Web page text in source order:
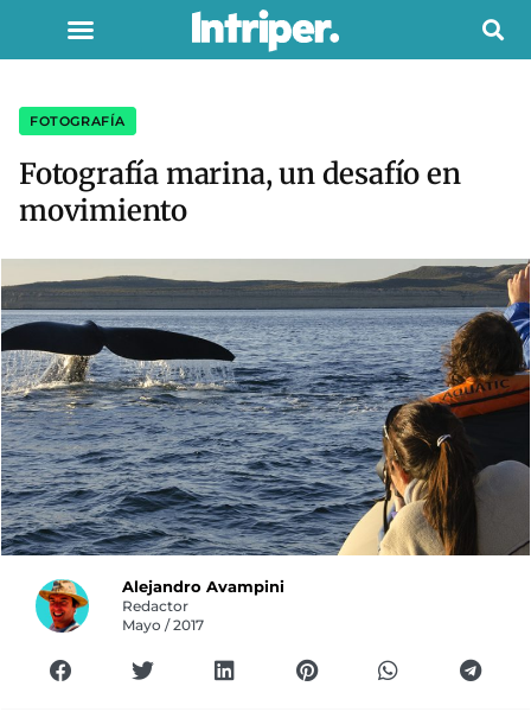
FOTOGRAFÍA
Fotografía marina, un desafío en
movimiento
Alejandro Avampini
Redactor
Mayo / 2017